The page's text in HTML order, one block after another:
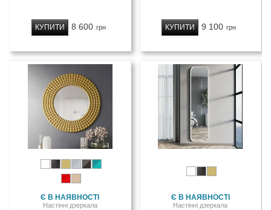
8 600 грн
КУПИТИ 9 100 грн
КУПИТИ
Є В НАЯВНОСТІ
Настінні дзеркала
Є В НАЯВНОСТІ
Настінні дзеркала